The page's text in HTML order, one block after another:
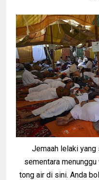
Jemaah lelaki
sementara
tong air di sini. Anda